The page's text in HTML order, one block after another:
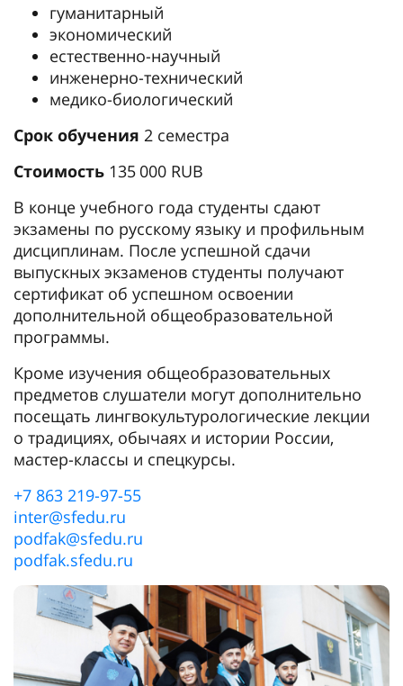
гуманитарный
экономический
естественно-научный
инженерно-технический
медико-биологический
Срок обучения 2 семестра
Стоимость 135 000 RUB
В конце учебного года студенты сдают
экзамены по русскому языку и профильным
дисциплинам. После успешной сдачи
выпускных экзаменов студенты получают
сертификат об успешном освоении
дополнительной общеобразовательной
программы.
Кроме изучения общеобразовательных
предметов слушатели могут дополнительно
посещать лингвокультурологические лекции
о традициях, обычаях и истории России,
мастер-классы и спецкурсы.
+7 863 219-97-55
inter@sfedu.ru
podfak@sfedu.ru
podfak.sfedu.ru